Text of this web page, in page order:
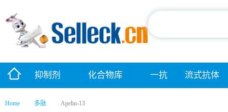
抑制剂 化合物库 一抗 流式抗体
Home 多肽 Apelin-13